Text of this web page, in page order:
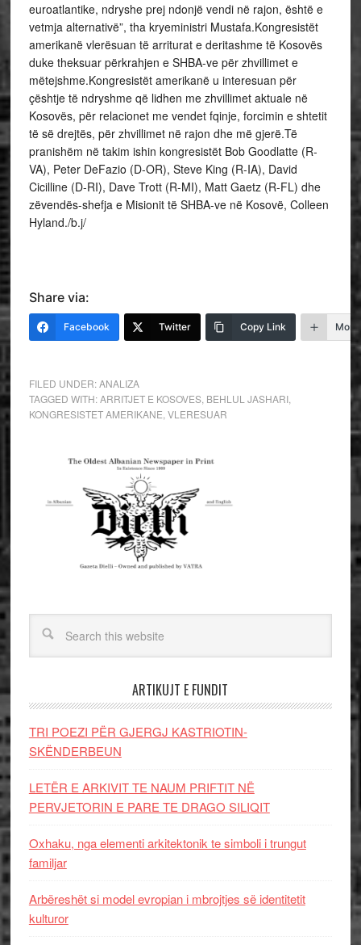
euroatlantike, ndryshe prej ndonjë vendi në rajon, është e
vetmja alternativë”, tha kryeministri Mustafa.Kongresistët
amerikanë vlerësuan të arriturat e deritashme të Kosovës
duke theksuar përkrahjen e SHBA-ve për zhvillimet e
mëtejshme.Kongresistët amerikanë u interesuan për
çështje të ndryshme që lidhen me zhvillimet aktuale në
Kosovës, për relacionet me vendet fqinje, forcimin e shtetit
të së drejtës, për zhvillimet në rajon dhe më gjerë.Të
pranishëm në takim ishin kongresistët Bob Goodlatte (R-
VA), Peter DeFazio (D-OR), Steve King (R-IA), David
Cicilline (D-RI), Dave Trott (R-MI), Matt Gaetz (R-FL) dhe
zëvendës-shefja e Misionit të SHBA-ve në Kosovë, Colleen
Hyland./b.j/
Share via:
Facebook Twitter Copy Link More
FILED UNDER:ANALIZA
TAGGED WITH:ARRITJET E KOSOVES, BEHLUL JASHARI,
KONGRESISTET AMERIKANE VLERESUAR
ARTIKUJT E FUNDIT
TRI POEZI PËR GJERGJ KASTRIOTIN-
SKËNDERBEUN
LETËR E ARKIVIT TE NAUM PRIFTIT NË
PERVJETORIN E PARE TE DRAGO SILIQIT
Oxhaku, nga elementi arkitektonik te simboli i trungut
familjar
Arbëreshët si model evropian i mbrojtjes së identitetit
kulturor